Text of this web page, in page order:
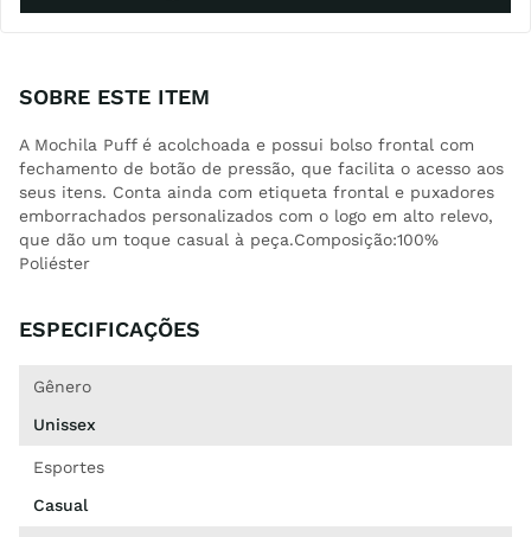
SOBRE ESTE ITEM
A Mochila Puff é acolchoada e possui bolso frontal com
fechamento de botão de pressão, que facilita o acesso aos
seus itens. Conta ainda com etiqueta frontal e puxadores
emborrachados personalizados com o logo em alto relevo,
que dão um toque casual à peça.Composição:100%
Poliéster
ESPECIFICAÇÕES
Gênero
Unissex
Esportes
Casual